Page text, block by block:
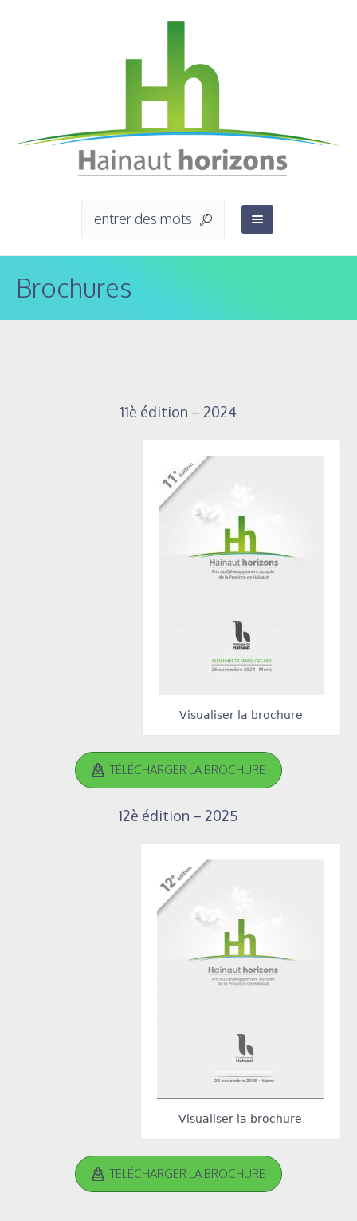
Brochures
11è édition – 2024
Visualiser la brochure
TÉLÉCHARGER LA BROCHURE
12è édition – 2025
Visualiser la brochure
TÉLÉCHARGER LA BROCHURE